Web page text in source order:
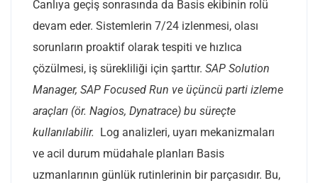
Canlıya geçiş sonrasında da Basis ekibinin rolü
devam eder. Sistemlerin 7/24 izlenmesi, olası
sorunların proaktif olarak tespiti ve hızlıca
çözülmesi, iş sürekliliği için şarttır. SAP Solution
Manager, SAP Focused Run ve üçüncü parti izleme
araçları (ör. Nagios, Dynatrace) bu süreçte
kullanılabilir.
Log analizleri, uyarı mekanizmaları
ve acil durum müdahale planları Basis
uzmanlarının günlük rutinlerinin bir parçasıdır. Bu,